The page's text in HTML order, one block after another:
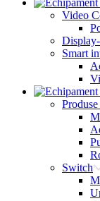
Video
Smart
Switch